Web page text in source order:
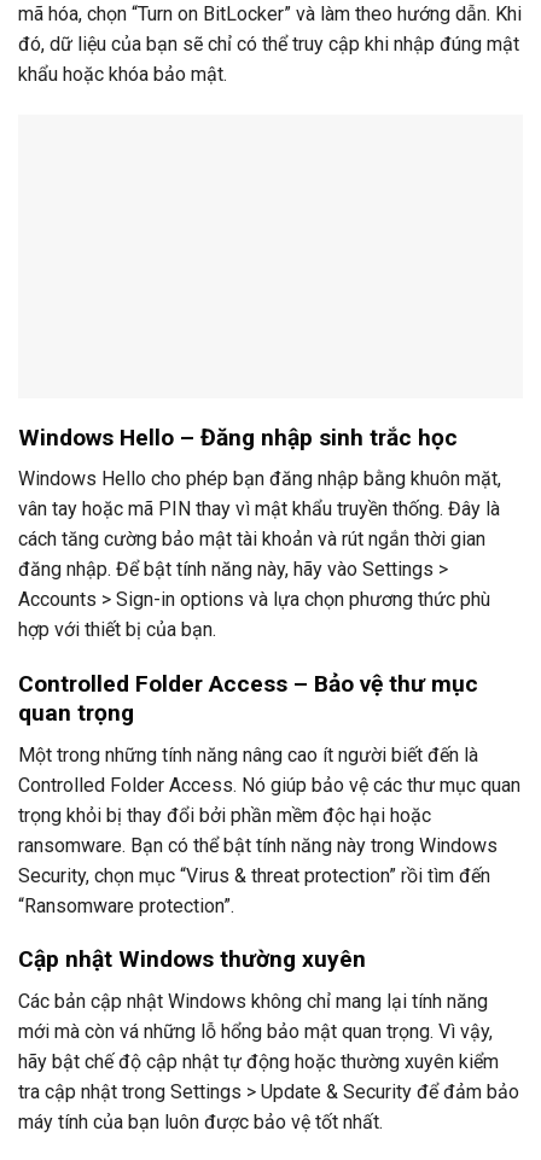
mã hóa, chọn “Turn on BitLocker” và làm theo hướng dẫn. Khi
đó, dữ liệu của bạn sẽ chỉ có thể truy cập khi nhập đúng mật
khẩu hoặc khóa bảo mật.
Windows Hello – Đăng nhập sinh trắc học
Windows Hello cho phép bạn đăng nhập bằng khuôn mặt,
vân tay hoặc mã PIN thay vì mật khẩu truyền thống. Đây là
cách tăng cường bảo mật tài khoản và rút ngắn thời gian
đăng nhập. Để bật tính năng này, hãy vào Settings >
Accounts > Sign-in options và lựa chọn phương thức phù
hợp với thiết bị của bạn.
Controlled Folder Access – Bảo vệ thư mục
quan trọng
Một trong những tính năng nâng cao ít người biết đến là
Controlled Folder Access. Nó giúp bảo vệ các thư mục quan
trọng khỏi bị thay đổi bởi phần mềm độc hại hoặc
ransomware. Bạn có thể bật tính năng này trong Windows
Security, chọn mục “Virus & threat protection” rồi tìm đến
“Ransomware protection”.
Cập nhật Windows thường xuyên
Các bản cập nhật Windows không chỉ mang lại tính năng
mới mà còn vá những lỗ hổng bảo mật quan trọng. Vì vậy,
hãy bật chế độ cập nhật tự động hoặc thường xuyên kiểm
tra cập nhật trong Settings > Update & Security để đảm bảo
máy tính của bạn luôn được bảo vệ tốt nhất.